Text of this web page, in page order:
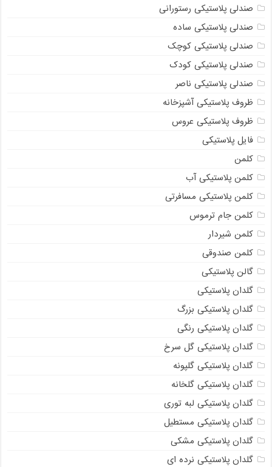
صندلی پلاستیکی رستورانی
صندلی پلاستیکی ساده
صندلی پلاستیکی کوچک
صندلی پلاستیکی کودک
صندلی پلاستیکی ناصر
ظروف پلاستیکی آشپزخانه
ظروف پلاستیکی عروس
فایل پلاستیکی
کلمن
کلمن پلاستیکی آب
کلمن پلاستیکی مسافرتی
کلمن جام ترموس
کلمن شیردار
کلمن صندوقی
گالن پلاستیکی
گلدان پلاستیکی
گلدان پلاستیکی بزرگ
گلدان پلاستیکی رنگی
گلدان پلاستیکی گل سرخ
گلدان پلاستیکی گلپونه
گلدان پلاستیکی گلخانه
گلدان پلاستیکی لبه توری
گلدان پلاستیکی مستطیل
گلدان پلاستیکی مشکی
گلدان پلاستیکی نرده ای